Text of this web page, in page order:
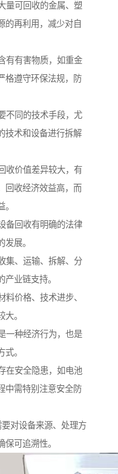
量可回收的金属、塑
的再利用，减少对自
有有害物质，如重金
格遵守环保法规，防
不同的技术手段，尤
技术和设备进行拆解
收价值差异较大，有
回收经济效益高，而
备回收有明确的法律
展。
集、运输、拆解、分
业链支持。
料价格、技术进步、
。
一种经济行为，也是
。
在安全隐患，如电池
中需特别注意安全防
对设备来源、处理方
可追溯性。